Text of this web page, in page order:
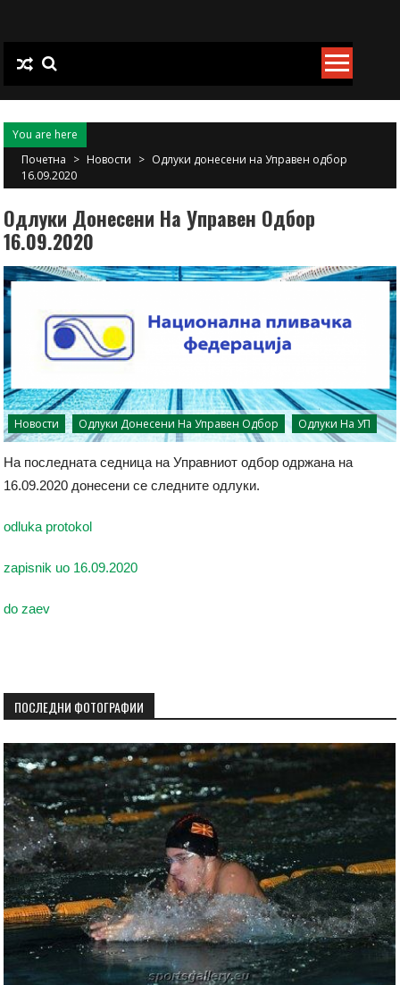
content
You are here
Почетна > Новости > Одлуки донесени на Управен одбор
16.09.2020
Одлуки Донесени На Управен Одбор
16.09.2020
Новости Одлуки Донесени На Управен Одбор Одлуки На УП
На последната седница на Управниот одбор одржана на
16.09.2020 донесени се следните одлуки.
odluka protokol
zapisnik uo 16.09.2020
do zaev
ПОСЛЕДНИ ФОТОГРАФИИ